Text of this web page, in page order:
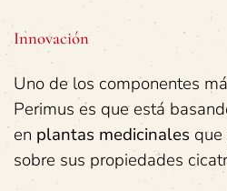
Innovación
Uno de los componentes
Perimus es que está
en plantas medicinales
sobre sus propiedades